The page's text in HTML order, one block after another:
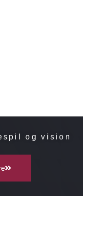
og vision